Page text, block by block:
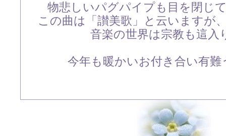
物悲しいパグパイプも目を閉じ
この曲は「讃美歌」と云いますが
音楽の世界は宗教も這入
今年も暖かいお付き合い有